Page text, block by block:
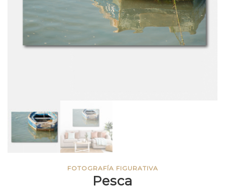
FOTOGRAFÍA FIGURATIVA
Pesca